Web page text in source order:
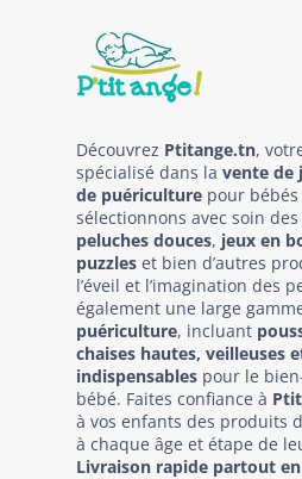
Découvrez Ptitange.tn,
spécialisé dans la vente de
de puériculture pour
sélectionnons avec soin des
peluches douces, jeux en
puzzles et bien d’autres
l’éveil et l’imagination des
également une large
puériculture, incluant
chaises hautes, veilleuses
indispensables pour le
bébé. Faites confiance à
à vos enfants des produits
à chaque âge et étape de
Livraison rapide partout